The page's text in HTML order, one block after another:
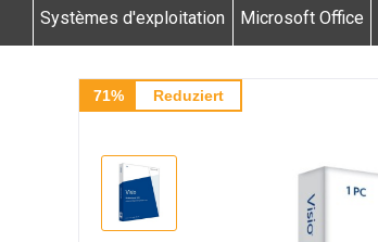
Systèmes d'exploitation Microsoft Office
71% Reduziert